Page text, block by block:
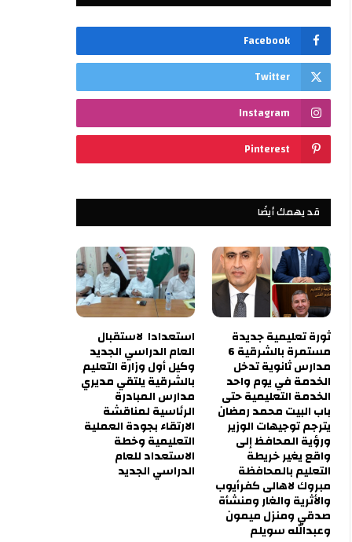
Facebook
Twitter
Instagram
Pinterest
قد يهمك أيضًا
ثورة تعليمية جديدة
مستمرة بالشرقية 6
مدارس ثانوية تدخل
الخدمة في يوم واحد
الخدمة التعليمية حتى
باب البيت محمد رمضان
يترجم توجيهات الوزير
ورؤية المحافظ إلى
واقع يغير خريطة
التعليم بالمحافظة
مبروك لاهالى كفرأيوب
والأثرية والغار ومنشأة
صدقي ومنزل ميمون
وعبدالله سويلم
استعدادا لاستقبال
العام الدراسي الجديد
وكيل أول وزارة التعليم
بالشرقية يلتقي مديري
مدارس المبادرة
الرئاسية لمناقشة
الارتقاء بجودة العملية
التعليمية وخطة
الاستعداد للعام
الدراسي الجديد